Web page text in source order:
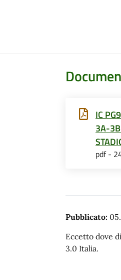
IC
3A-
pdf -
Pubblicato:
Eccetto dove
3.0 Italia.